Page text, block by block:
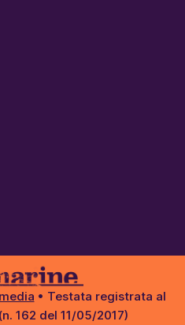
• Testata registrata al
162 del 11/05/2017)